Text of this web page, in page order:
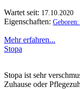
Wartet seit: 17.10.2020
Eigenschaften:
Mehr erfahren...
Stopa
Stopa ist sehr
Zuhause oder